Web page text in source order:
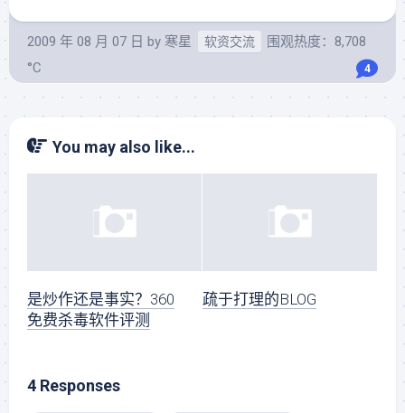
2009 年 08 月 07 日 by 寒星 软资交流
围观热度：8,708
°C
4
You may also like...
是炒作还是事实？360
免费杀毒软件评测
疏于打理的BLOG
4 Responses